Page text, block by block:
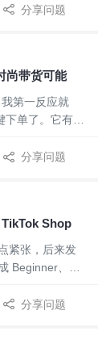
配和购买清
分享问题
可能又要变了
第一反应就
下单了。它有点
配和购买清
分享问题
升级日常
紧张，后来发
Beginner、
毕...分享问题